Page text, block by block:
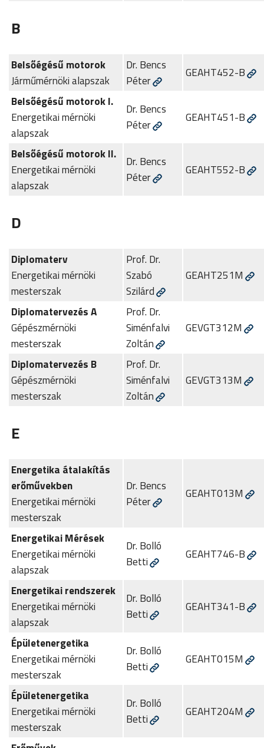
B
Belsőégésű motorok
Járműmérnöki alapszak
Dr. Bencs
Péter
GEAHT452-B
Belsőégésű motorok I.
Energetikai mérnöki
alapszak
Dr. Bencs
Péter
GEAHT451-B
Belsőégésű motorok II.
Energetikai mérnöki
alapszak
Dr. Bencs
Péter
GEAHT552-B
D
Diplomaterv
Energetikai mérnöki
mesterszak
Prof. Dr.
Szabó
Szilárd
GEAHT251M
Diplomatervezés A
Gépészmérnöki
mesterszak
Prof. Dr.
Siménfalvi
Zoltán
GEVGT312M
Diplomatervezés B
Gépészmérnöki
mesterszak
Prof. Dr.
Siménfalvi
Zoltán
GEVGT313M
E
Energetika átalakítás
erőművekben
Energetikai mérnöki
mesterszak
Dr. Bencs
Péter
GEAHT013M
Energetikai Mérések
Energetikai mérnöki
alapszak
Dr. Bolló
Betti
GEAHT746-B
Energetikai rendszerek
Energetikai mérnöki
alapszak
Dr. Bolló
Betti
GEAHT341-B
Épületenergetika
Energetikai mérnöki
mesterszak
Dr. Bolló
Betti
GEAHT015M
Épületenergetika
Energetikai mérnöki
mesterszak
Dr. Bolló
Betti
GEAHT204M